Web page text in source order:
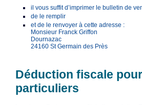
il vous suffit d’imprimer le bulletin de
de le remplir
et de le renvoyer à cette adresse :
Monsieur Franck Griffon
Dournazac
24160 St Germain des Près
Déduction fiscale
particuliers